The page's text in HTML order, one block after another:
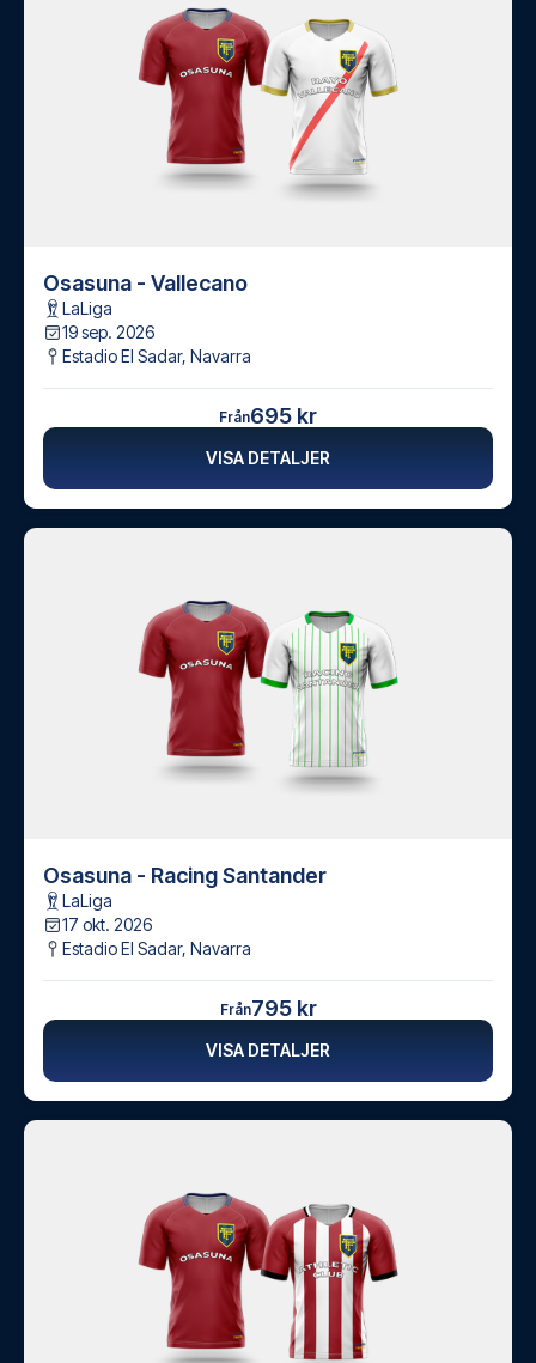
Osasuna - Vallecano
LaLiga
19 sep. 2026
Estadio El Sadar, Navarra
Från695 kr
VISA DETALJER
Osasuna - Racing Santander
LaLiga
17 okt. 2026
Estadio El Sadar, Navarra
Från795 kr
VISA DETALJER